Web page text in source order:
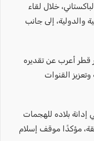
خلال لقاء
والدولية، إلى جانب
قطر أعرب عن تقديره
القنوات
إدانة بلاده للهجمات
مؤكدًا موقف إسلام